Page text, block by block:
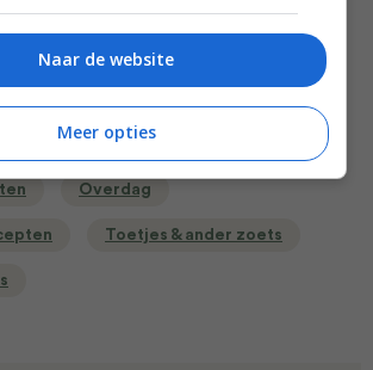
Bakrecepten Gangen
Keukens
Overdag
Toetjes & ander zoets
Naar de website
Meer opties